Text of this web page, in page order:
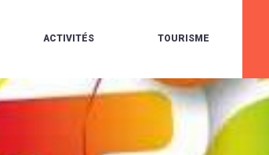
ACTIVITÉS
MÉDIATHÈQUE
TOURISME
LA
VOIE
DÉCOUVERTES